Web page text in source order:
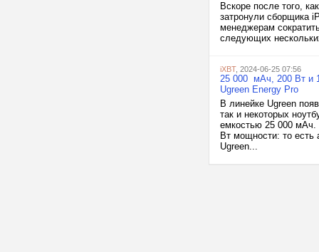
Вскоре после того,
затронули сборщика
менеджерам
следующих
iXBT, 2024-06-25 07:56
25 000 мАч, 200 Вт и
Ugreen Energy Pro
В линейке Ugreen
так и некоторых
емкостью 25 000
Вт мощности: то есть
Ugreen...